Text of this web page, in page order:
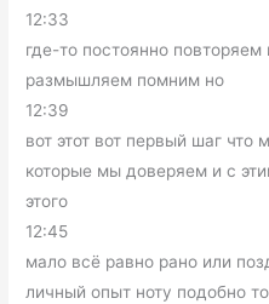
12:33
где-то постоянно
размышляем помним но
12:39
вот этот вот первый шаг
которые мы доверяем и с
этого
12:45
мало всё равно рано или
личный опыт ноту подобно